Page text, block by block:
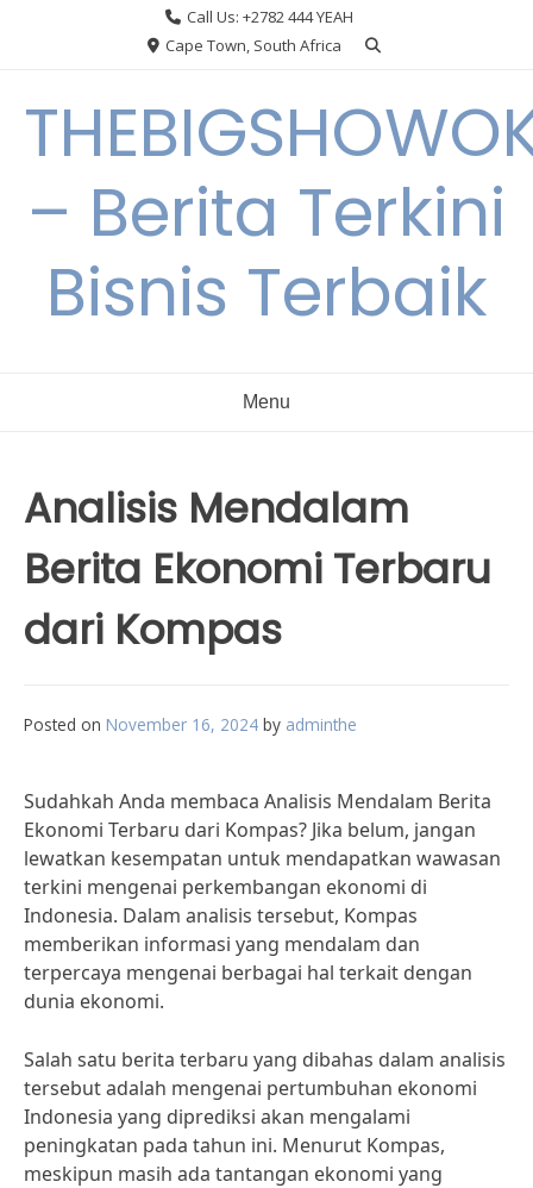
Call Us: +2782 444 YEAH
Cape Town, South Africa
– Berita Terkini
Bisnis Terbaik
Menu
Analisis Mendalam
Berita Ekonomi Terbaru
dari Kompas
Posted on November 16, 2024 by adminthe
Sudahkah Anda membaca Analisis Mendalam Berita
Ekonomi Terbaru dari Kompas? Jika belum, jangan
lewatkan kesempatan untuk mendapatkan wawasan
terkini mengenai perkembangan ekonomi di
Indonesia. Dalam analisis tersebut, Kompas
memberikan informasi yang mendalam dan
terpercaya mengenai berbagai hal terkait dengan
dunia ekonomi.
Salah satu berita terbaru yang dibahas dalam analisis
tersebut adalah mengenai pertumbuhan ekonomi
Indonesia yang diprediksi akan mengalami
peningkatan pada tahun ini. Menurut Kompas,
meskipun masih ada tantangan ekonomi yang